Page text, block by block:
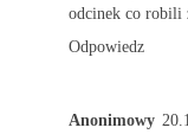
odcinek co robili
Odpowiedz
Anonimowy